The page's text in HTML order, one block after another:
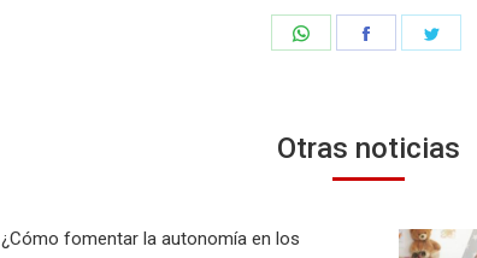
Share
Share
Otras noticias
¿Cómo fomentar la autonomía en los